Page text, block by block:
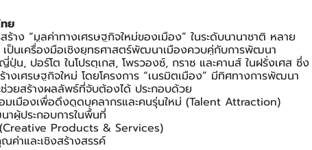
ย
าง “มูลค่าทางเศรษฐกิจใหม่ของเมือง” ในระดับนานาชาติ หลาย
ป็นเครื่องมือเชิงยุทธศาสตร์พัฒนาเมืองควบคู่กับการพัฒนา
ปุ่น, ปอร์โต ในโปรตุเกส, โพรวองซ์, กราซ และคานส์ ในฝรั่งเศส ซึ่ง
งเศรษฐกิจใหม่ โดยโครงการ “เนรมิตเมือง” มีทิศทางการพัฒนา
วยสร้างผลลัพธ์ที่จับต้องได้ ประกอบด้วย
เมืองเพื่อดึงดูดบุคลากรและคนรุ่นใหม่ (Talent Attraction)
าผู้ประกอบการในพื้นที่
Products & Services)
ค่าและเชิงสร้างสรรค์